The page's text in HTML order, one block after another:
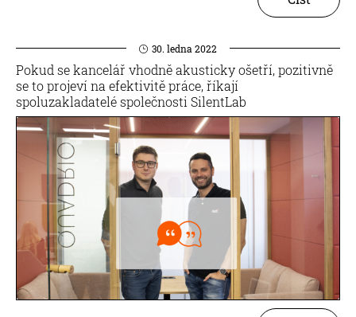
30. ledna 2022
Pokud se kancelář vhodně akusticky ošetří, pozitivně
se to projeví na efektivitě práce, říkají
spoluzakladatelé společnosti SilentLab